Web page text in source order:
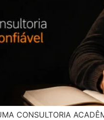
CONSULTORIA